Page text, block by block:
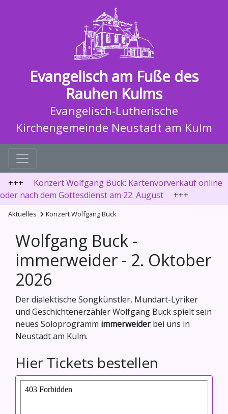
Evangelisch am Fuße des
Rauhen Kulms
Evangelisch-Lutherische
Kirchengemeinde Neustadt am Kulm
+++
Konzert Wolfgang Buck: Kartenvorverkauf online
oder nach dem Gottesdienst am 22. August
+++
Aktuelles Konzert Wolfgang Buck
Wolfgang Buck -
immerweider - 2. Oktober
2026
Der dialektische Songkünstler, Mundart-Lyriker
und Geschichtenerzähler Wolfgang Buck spielt sein
neues Soloprogramm immerweiderbei uns in
Neustadt am Kulm.
Hier Tickets bestellen